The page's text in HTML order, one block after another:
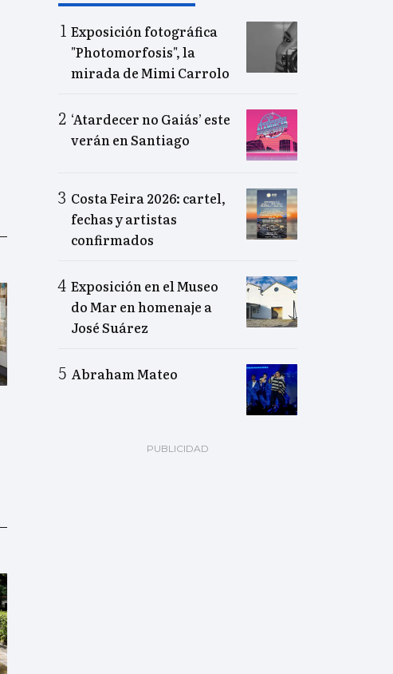
Exposición fotográfica
"Photomorfosis", la
mirada de Mimi Carrolo
‘Atardecer no Gaiás’ este
verán en Santiago
Costa Feira 2026: cartel,
fechas y artistas
confirmados
Exposición en el Museo
do Mar en homenaje a
José Suárez
Abraham Mateo